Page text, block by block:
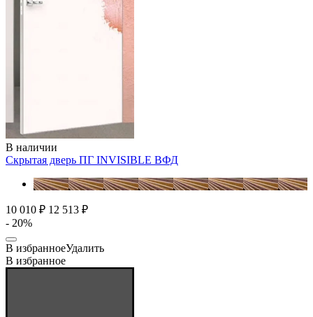
В наличии
Скрытая дверь ПГ INVISIBLE ВФД
10 010 ₽ 12 513 ₽
- 20%
В избранноеУдалить
В избранное